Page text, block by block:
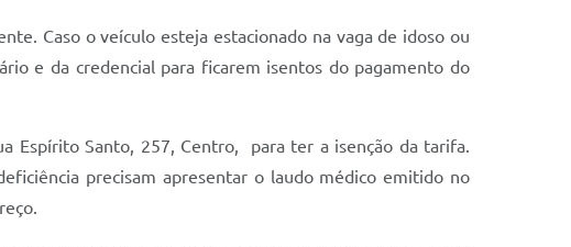
Caso o veículo esteja estacionado na vaga de idoso ou
e da credencial para ficarem isentos do pagamento do
Espírito Santo, 257, Centro, para ter a isenção da tarifa.
precisam apresentar o laudo médico emitido no